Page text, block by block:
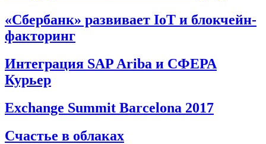
«Сбербанк» развивает IoT и блокчейн-
факторинг
Интеграция SAP Ariba и СФЕРА
Курьер
Exchange Summit Barcelona 2017
Счастье в облаках